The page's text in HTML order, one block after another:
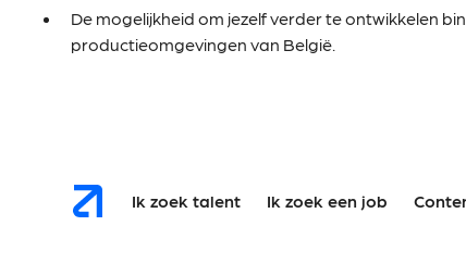
De mogelijkheid om jezelf verder te ontwikkelen
productieomgevingen van België.
Ik zoek talent Ik zoek een job